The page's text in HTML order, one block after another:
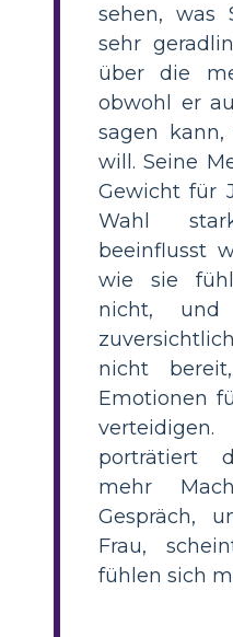
sehen, was
sehr
über die
obwohl er
sagen
will. Seine
Gewicht für
Wahl
beeinflusst
wie sie
nicht, und
nicht
Emotionen
porträtiert
mehr
Gespräch,
Frau,
fühlen sich